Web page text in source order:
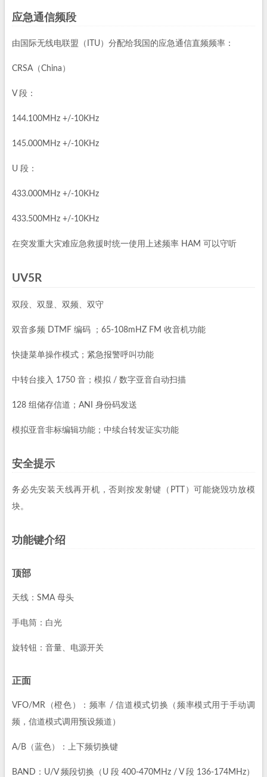
应急通信频段
由国际无线电联盟（ITU）分配给我国的应急通信直频频率：
CRSA（China）
V 段：
144.100MHz +/-10KHz
145.000MHz +/-10KHz
U 段：
433.000MHz +/-10KHz
433.500MHz +/-10KHz
在突发重大灾难应急救援时统一使用上述频率 HAM 可以守听
UV5R
双段、双显、双频、双守
双音多频 DTMF 编码 ；65-108mHZ FM 收音机功能
快捷菜单操作模式；紧急报警呼叫功能
中转台接入 1750 音；模拟 / 数字亚音自动扫描
128 组储存信道；ANI 身份码发送
模拟亚音非标编辑功能；中续台转发证实功能
安全提示
务必先安装天线再开机，否则按发射键（PTT）可能烧毁功放模
块。
功能键介绍
顶部
天线：SMA 母头
手电筒：白光
旋转钮：音量、电源开关
正面
VFO/MR（橙色）：频率 / 信道模式切换（频率模式用于手动调
频，信道模式调用预设频道）
A/B（蓝色）：上下频切换键
BAND：U/V 频段切换（U 段 400-470MHz / V 段 136-174MHz）